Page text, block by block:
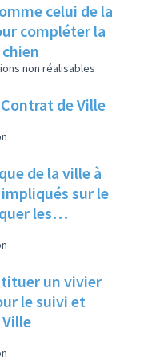
celui de la
compléter la
non réalisables
de Ville
de la ville à
sur le
les
les
un vivier
le suivi et